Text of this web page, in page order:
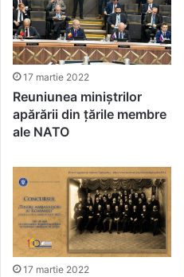
17 martie 2022
Reuniunea miniștrilor
apărării din țările membre
ale NATO
17 martie 2022